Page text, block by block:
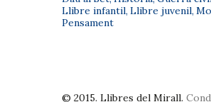
Llibre infantil, Llibre juvenil,
Pensament
© 2015. Llibres del Mirall.